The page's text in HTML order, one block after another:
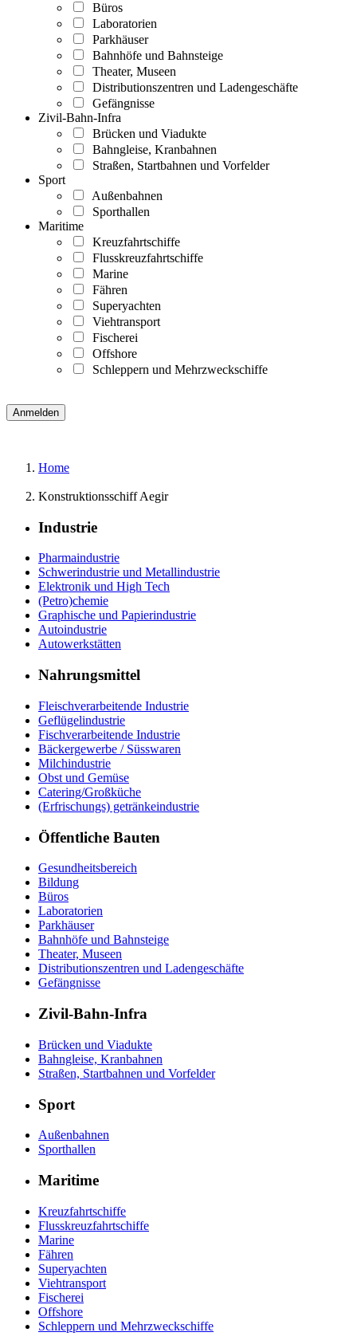
Büros
Laboratorien
Parkhäuser
Bahnhöfe und Bahnsteige
Theater, Museen
Distributionszentren und Ladengeschäfte
Gefängnisse
Zivil-Bahn-Infra
Brücken und Viadukte
Bahngleise, Kranbahnen
Straßen, Startbahnen und Vorfelder
Sport
Außenbahnen
Sporthallen
Maritime
Kreuzfahrtschiffe
Flusskreuzfahrtschiffe
Marine
Fähren
Superyachten
Viehtransport
Fischerei
Offshore
Schleppern und Mehrzweckschiffe
Home
Konstruktionsschiff Aegir
Industrie
Pharmaindustrie
Schwerindustrie und Metallindustrie
Elektronik und High Tech
(Petro)chemie
Graphische und Papierindustrie
Autoindustrie
Autowerkstätten
Nahrungsmittel
Fleischverarbeitende Industrie
Geflügelindustrie
Fischverarbeitende Industrie
Bäckergewerbe / Süsswaren
Milchindustrie
Obst und Gemüse
Catering/Großküche
(Erfrischungs) getränkeindustrie
Öffentliche Bauten
Gesundheitsbereich
Bildung
Büros
Laboratorien
Parkhäuser
Bahnhöfe und Bahnsteige
Theater, Museen
Distributionszentren und Ladengeschäfte
Gefängnisse
Zivil-Bahn-Infra
Brücken und Viadukte
Bahngleise, Kranbahnen
Straßen, Startbahnen und Vorfelder
Sport
Außenbahnen
Sporthallen
Maritime
Kreuzfahrtschiffe
Flusskreuzfahrtschiffe
Marine
Fähren
Superyachten
Viehtransport
Fischerei
Offshore
Schleppern und Mehrzweckschiffe